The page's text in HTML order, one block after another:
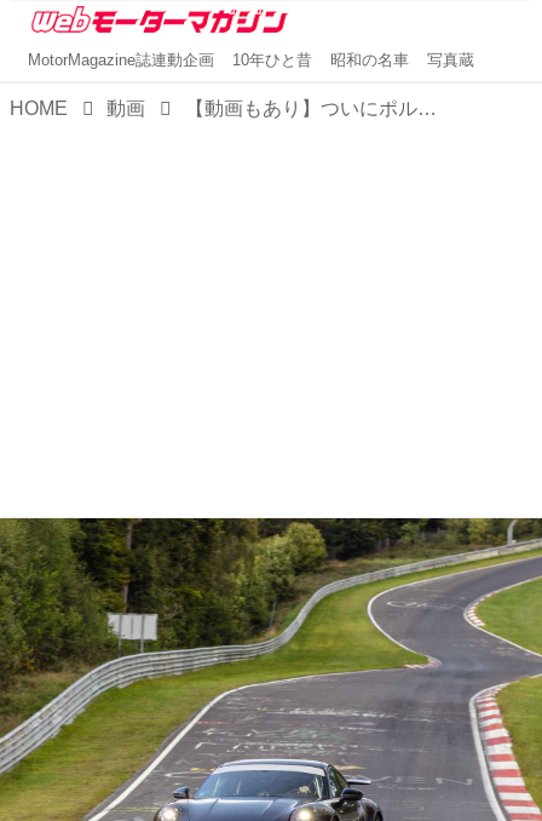
MotorMagazine誌連動企画 10年ひと昔 昭和の名車 写真蔵
HOME 動画 【動画もあり】ついにポルシェ 911もハイブリッド車に！ 開発が完了し、2024年5月28日にワールドプレミア